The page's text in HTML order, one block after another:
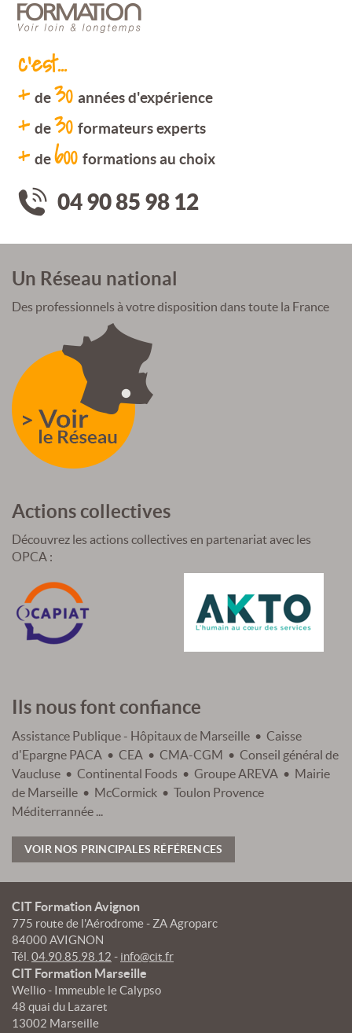
c'est...
+ de30 années d'expérience
+ de30 formateurs experts
+ de600 formations au choix
04 90 85 98 12
Un Réseau national
Des professionnels à votre disposition dans toute la France
Actions collectives
Découvrez les actions collectives en partenariat avec les
OPCA :
Ils nous font confiance
Assistance Publique - Hôpitaux de Marseille • Caisse
d'Epargne PACA • CEA • CMA-CGM • Conseil général de
Vaucluse • Continental Foods • Groupe AREVA • Mairie
de Marseille • McCormick • Toulon Provence
Méditerrannée ...
VOIR NOS PRINCIPALES RÉFÉRENCES
CIT Formation Avignon
775 route de l'Aérodrome - ZA Agroparc
84000 AVIGNON
Tél. 04.90.85.98.12 - info@cit.fr
CIT Formation Marseille
Wellio - Immeuble le Calypso
48 quai du Lazaret
13002 Marseille